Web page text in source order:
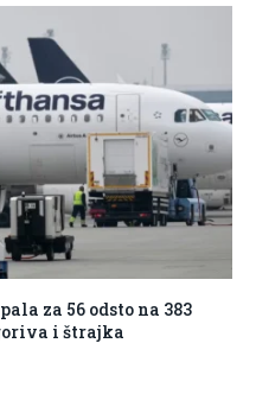
za 56 odsto na 383
i štrajka